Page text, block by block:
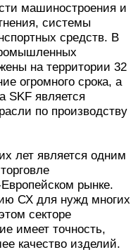
машиностроения и
системы
средств. В
на территории 32
огромного срока, а
SKF является
по производству
лет является одним
рынке.
СХ для нужд многих
секторе
имеет точность,
качество изделий.